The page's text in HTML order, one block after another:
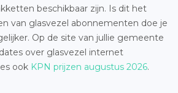
beschikbaar zijn. Is dit het
van glasvezel abonnementen doe je
Op de site van jullie gemeente
over glasvezel internet
ook KPN prijzen augustus 2026.